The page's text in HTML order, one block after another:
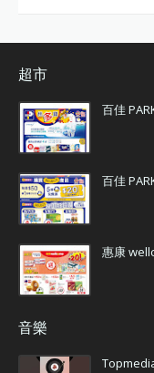
超市
百佳
百佳
惠康
音樂